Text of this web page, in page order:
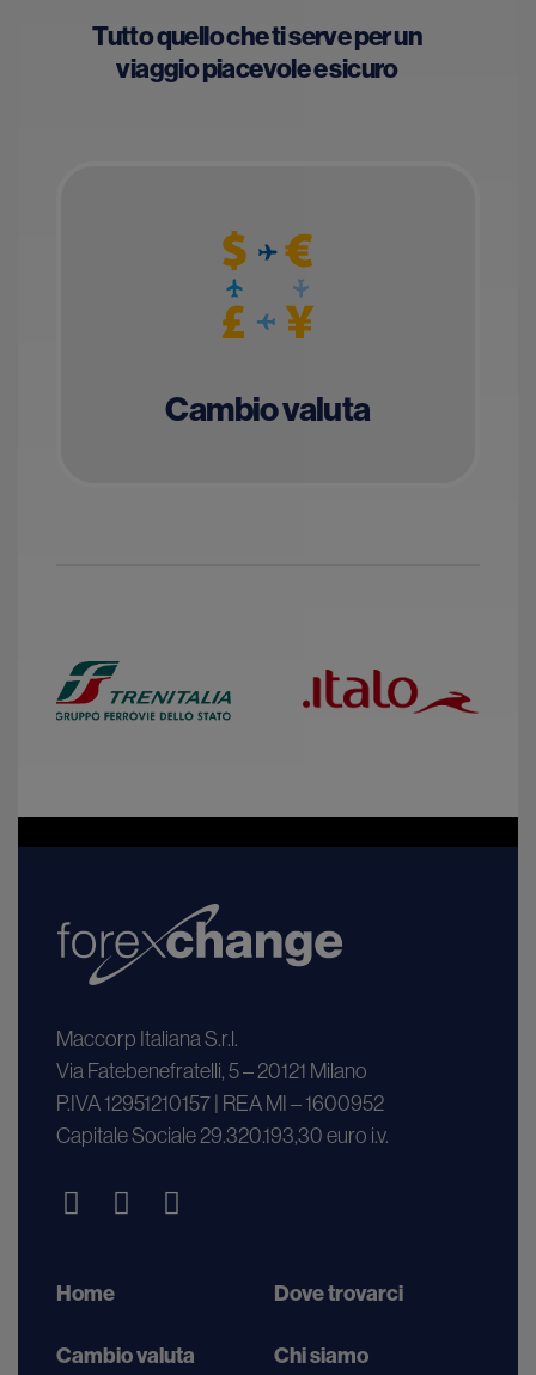
Tutto quello che ti serve per un
viaggio piacevole e sicuro
Cambio valuta
Maccorp Italiana S.r.l.
Via Fatebenefratelli, 5 – 20121 Milano
P.IVA 12951210157 | REA MI – 1600952
Capitale Sociale 29.320.193,30 euro i.v.
Home
Cambio valuta
Dove trovarci
Chi siamo